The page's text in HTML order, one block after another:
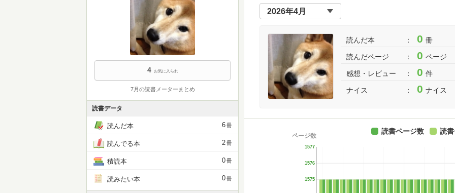
読んだ本 0 冊
読んだページ 0 ページ
感想・レビュー 0 件
ナイス 0 ナイス
1575
1576
1577
ページ数
読書ページ数 読
4 お気に入られ
7月の読書メーターまとめ
読書データ
読んだ本 6冊
読んでる本 2冊
積読本 0冊
読みたい本 0冊